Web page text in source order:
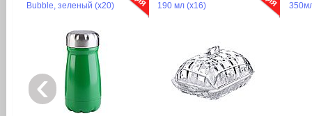
Bubble, зеленый (х20)
190 мл (х16)
‹